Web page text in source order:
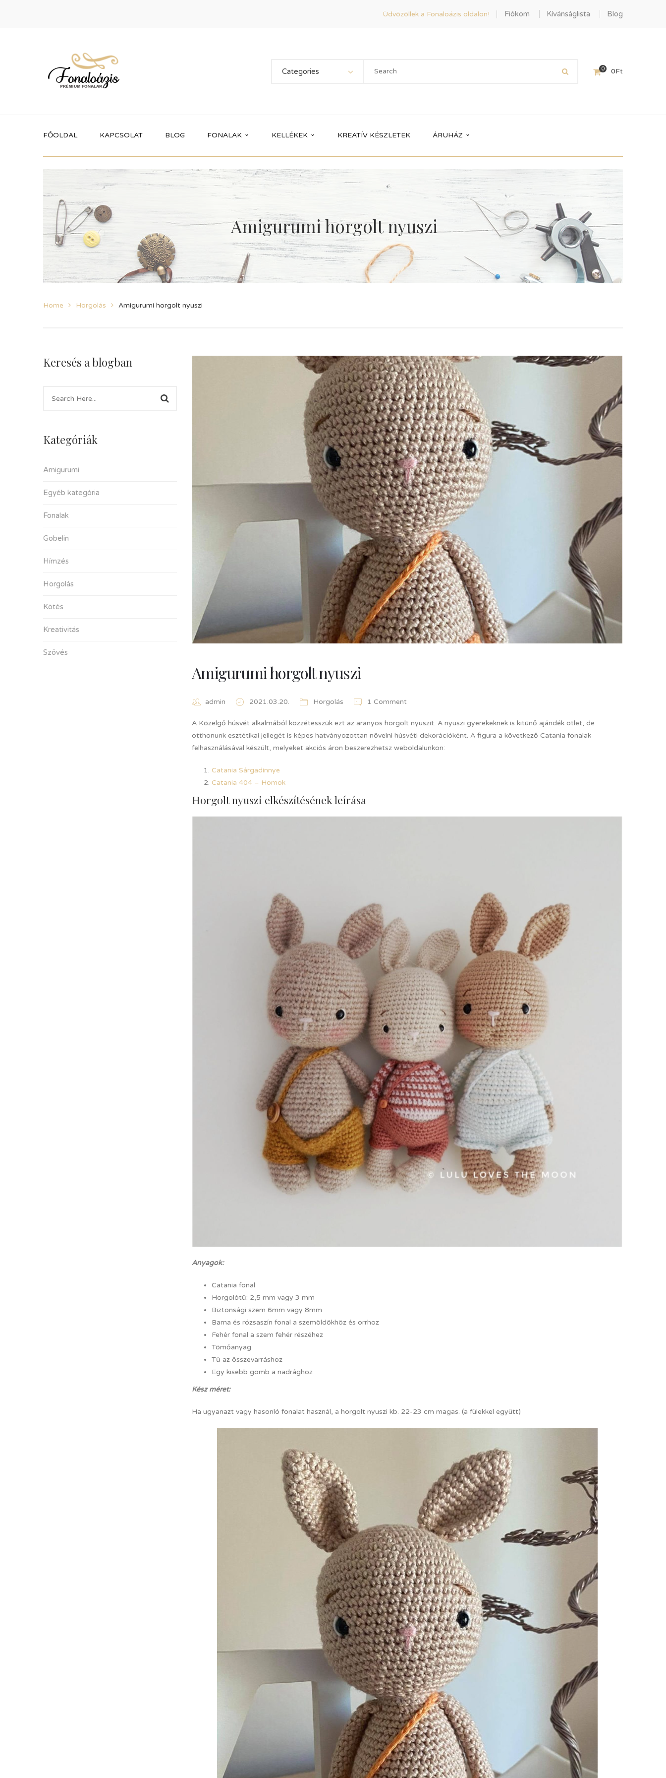
Üdvözöllek a Fonaloázis oldalon! Fiókom Kívánságlista Blog
Categories 0 0Ft
FŐOLDAL KAPCSOLAT BLOG FONALAK KELLÉKEK KREATÍV KÉSZLETEK ÁRUHÁZ
Itt megtalálhatod a fonaloázis által
forgalmazott összes terméket
Amigurumi horgolt nyuszi
Home Horgolás Amigurumi horgolt nyuszi
Keresés a blogban
Kategóriák
Amigurumi
Egyéb kategória
Fonalak
Gobelin
Hímzés
Horgolás
Kötés
Kreativitás
Szövés
Amigurumi horgolt nyuszi
admin 2021.03.20. Horgolás 1 Comment
A Közelgő húsvét alkalmából közzétesszük ezt az aranyos horgolt nyuszit. A nyuszi gyerekeknek is kitünő ajándék ötlet, de
otthonunk esztétikai jellegét is képes hatványozottan növelni húsvéti dekorációként. A figura a következő Catania fonalak
felhasználásával készült, melyeket akciós áron beszerezhetsz weboldalunkon:
Catania Sárgadinnye
Catania 404 – Homok
Horgolt nyuszi elkészítésének leírása
Anyagok:
Catania fonal
Horgolótű: 2,5 mm vagy 3 mm
Biztonsági szem 6mm vagy 8mm
Barna és rózsaszín fonal a szemöldökhöz és orrhoz
Fehér fonal a szem fehér részéhez
Tömőanyag
Tű az összevarráshoz
Egy kisebb gomb a nadrághoz
Kész méret:
Ha ugyanazt vagy hasonló fonalat használ, a horgolt nyuszi kb. 22-23 cm magas. (a fülekkel együtt)